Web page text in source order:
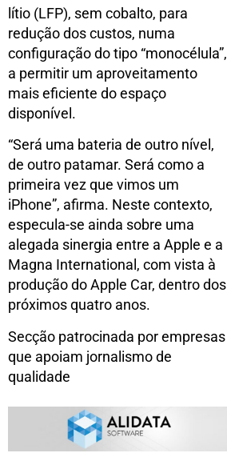
lítio (LFP), sem cobalto, para
redução dos custos, numa
configuração do tipo “monocélula”,
a permitir um aproveitamento
mais eficiente do espaço
disponível.
“Será uma bateria de outro nível,
de outro patamar. Será como a
primeira vez que vimos um
iPhone”, afirma. Neste contexto,
especula-se ainda sobre uma
alegada sinergia entre a Apple e a
Magna International, com vista à
produção do Apple Car, dentro dos
próximos quatro anos.
Secção patrocinada por empresas
que apoiam jornalismo de
qualidade